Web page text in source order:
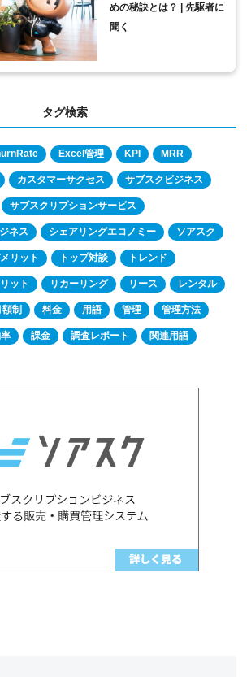
めの秘訣とは？ | 先駆者に
聞く
タグ検索
Excel管理 KPI MRR
カスタマーサクセス サブスクビジネス
サブスクリプションサービス
ネス シェアリングエコノミー ソアスク
リット トップ対談 トレンド
ット リカーリング リース レンタル
制 料金 用語 管理 管理方法
課金 調査レポート 関連用語